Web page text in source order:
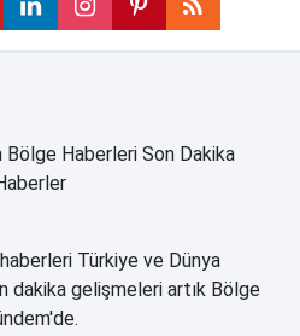
Bölge Haberleri Son Dakika
Türkiye ve Dünya
dakika gelişmeleri artık Bölge